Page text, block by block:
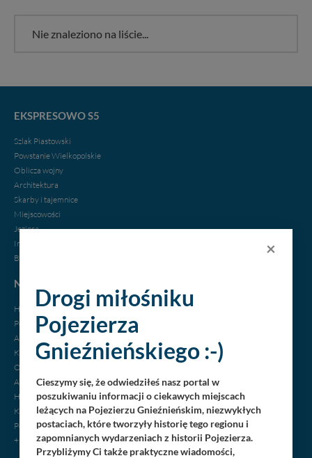
Nie znaleziono na liście...
EKSPRESOWO S5
Szlak Piastowski
Powstanie Wielkopolskie
Oblicza wojny
Architektura
Skarby i tajemnice
Miejscowości
Jeziora
Imprezy
Biznes
NOCLEGI
Hotele
Pensjonaty
Agroturystyka
Kempingi
Ośrodki wypoczynkowe
Apartamenty
Hostele, motele
Kwatery, pokoje
Pola biwakowe
+ dodaj swój obiekt
×
Drogi miłośniku
Pojezierza
Gnieźnieńskiego :-)
Cieszymy się, że odwiedziłeś nasz portal w
poszukiwaniu informacji o ciekawych miejscach
leżących na Pojezierzu Gnieźnieńskim, niezwykłych
postaciach, które tworzyły historię tego regionu i
zapomnianych wydarzeniach z historii Pojezierza.
Przybliżymy Ci także praktyczne wiadomości,